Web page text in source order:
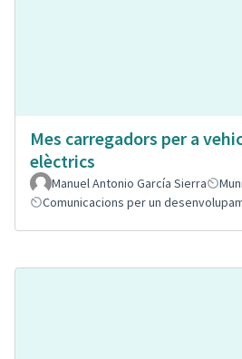
Mes carregadors per a
elèctrics
Manuel Antonio García Sierra
Comunicacions per un